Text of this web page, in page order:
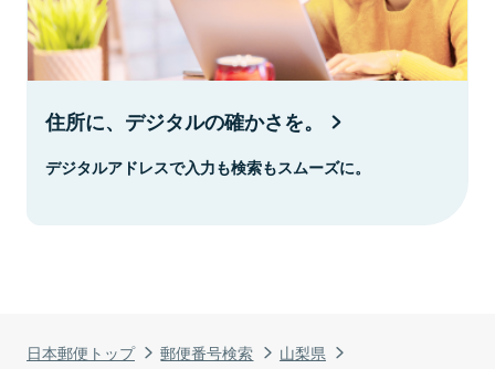
日本郵便トップ 郵便番号検索
山梨県
住所に、デジタルの確かさを。
デジタルアドレスで入力も検索もスムーズに。